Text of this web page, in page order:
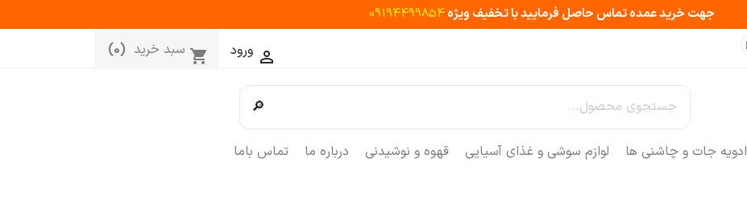
جهت خرید عمده تماس حاصل فرمایید با تخفیف ویژه09194499854
 ورود shopping_cart سبد خرید (0)
🔎
ادویه جات و چاشنی ها لوازم سوشی و غذای آسیایی قهوه و نوشیدنی درباره ما تماس باما